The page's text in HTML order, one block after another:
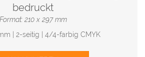
bedruckt
Format: 210 x 297 mm
| 2-seitig | 4/4-farbig CMYK